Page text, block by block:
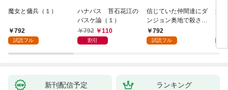
魔女と傭兵（１）
792
試読フル
ハナバス 苔石花江の
バスケ論（１）
792
110
割引
信じていた仲間達にダ
ンジョン奥地で殺され
かけたがギフト『無限
ガチャ』でレベル９９
（１）
792
試読フル
追
強
～
新刊配信予定 ランキング